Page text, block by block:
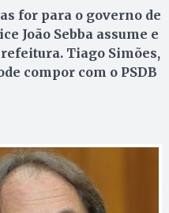
for para o governo de
João Sebba assume e
Tiago Simões,
compor com o PSDB